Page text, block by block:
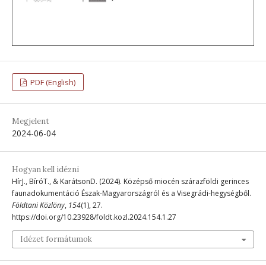
PDF (English)
Megjelent
2024-06-04
Hogyan kell idézni
HírJ., BíróT., & KarátsonD. (2024). Középső miocén szárazföldi gerinces
faunadokumentáció Észak-Magyarországról és a Visegrádi-hegységből.
Földtani Közlöny, 154(1), 27.
https://doi.org/10.23928/foldt.kozl.2024.154.1.27
Idézet formátumok